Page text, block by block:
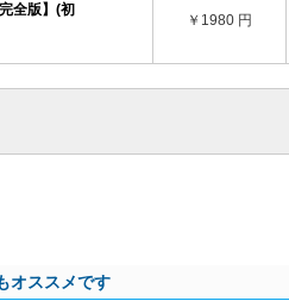
全版】(初
￥1980 円
オススメです